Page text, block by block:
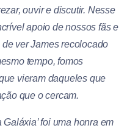
ouvir e discutir. Nesse
apoio de nossos fãs e
ver James recolocado
tempo, fomos
vieram daqueles que
que o cercam.
foi uma honra em